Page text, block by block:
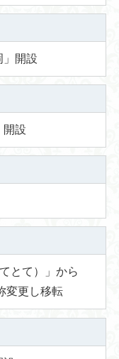
」開設
開設
とて）」から
変更し移転